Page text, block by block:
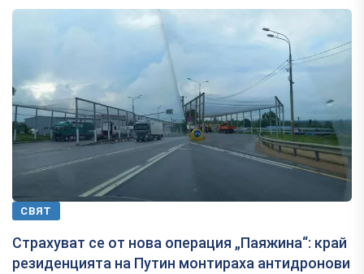
СВЯТ
Страхуват се от нова операция „Паяжина“: край
резиденцията на Путин монтираха антидронови